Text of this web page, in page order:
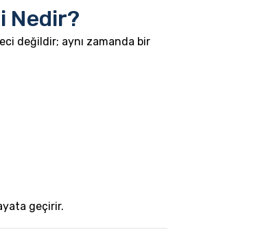
Nedir?
değildir; aynı zamanda bir
geçirir.